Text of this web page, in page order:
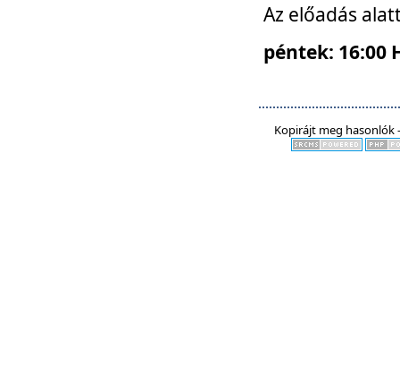
Az előadás
péntek: 16:00
Kopirájt meg hasonlók